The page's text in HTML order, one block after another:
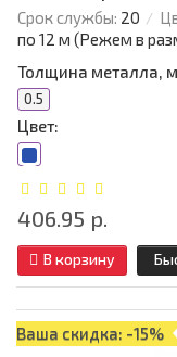
Срок службы: 20
по 12 м (Режем в
Толщина металла,
0.5
Цвет:
406.95 р.
В корзину
Ваша скидка: -15%